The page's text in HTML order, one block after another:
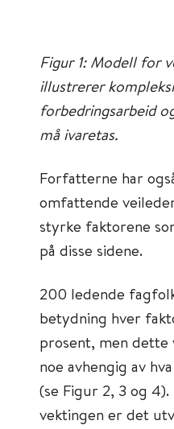
Figur 1: Modell for
illustrerer
forbedringsarbeid
må ivaretas.
Forfatterne har
omfattende
styrke faktorene
på disse sidene.
200 ledende
betydning hver
prosent, men
noe avhengig av
(se Figur 2, 3 og
vektingen er det